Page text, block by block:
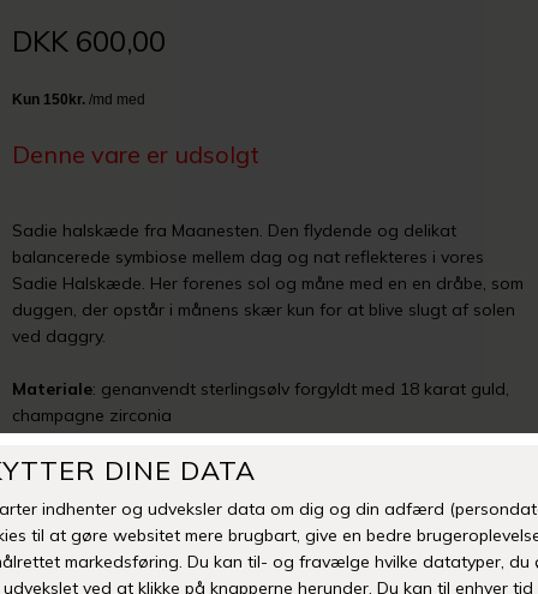
DKK 600,00
Denne vare er udsolgt
Sadie halskæde fra Maanesten. Den flydende og delikat
balancerede symbiose mellem dag og nat reflekteres i vores
Sadie Halskæde. Her forenes sol og måne med en en dråbe, som
duggen, der opstår i månens skær kun for at blive slugt af solen
ved daggry.
Materiale: genanvendt sterlingsølv forgyldt med 18 karat guld,
champagne zirconia
Mangler din størrelse eller er varen udsolgt? Klik her
TILFØJ TIL ØNSKESKYEN
Fri fragt over 399 kr Levering 1-3 hverdage 14 dages fuld returret